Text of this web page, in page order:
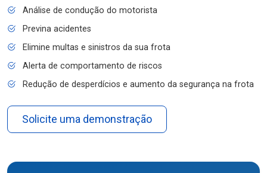
Análise de condução do motorista
Previna acidentes
Elimine multas e sinistros da sua frota
Alerta de comportamento de riscos
Redução de desperdícios e aumento da segurança na frota
Solicite uma demonstração